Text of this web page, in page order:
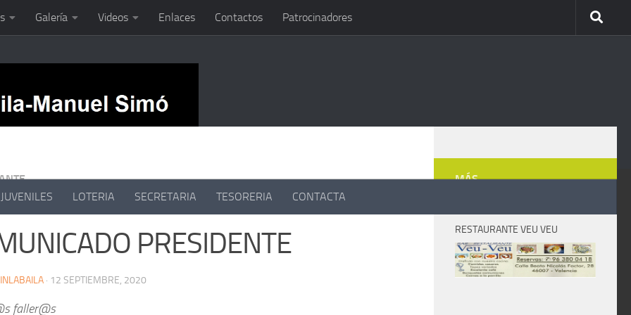
Galería Videos Enlaces Contactos Patrocinadores
JUVENILES LOTERIA SECRETARIA TESORERIA CONTACTA
PRESIDENTE
· 12 SEPTIEMBRE, 2020
faller@s
MÁS
RESTAURANTE VEU VEU